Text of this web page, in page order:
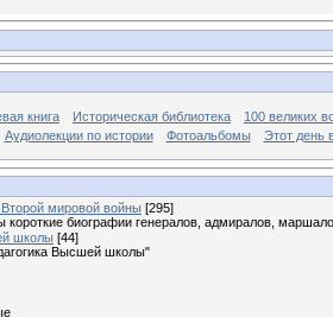
книга Историческая библиотека
100 великих
Аудиолекции по истории
Фотоальбомы Этот день
мировой войны [295]
короткие биографии генералов, адмиралов,
школы [44]
Высшей школы"